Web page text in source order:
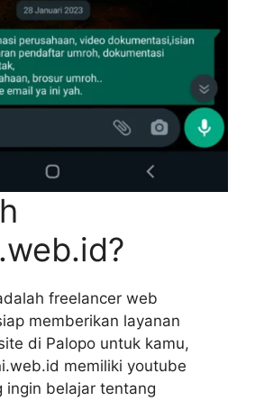
freelancer web
memberikan layanan
di Palopo untuk kamu,
memiliki youtube
ingin belajar tentang